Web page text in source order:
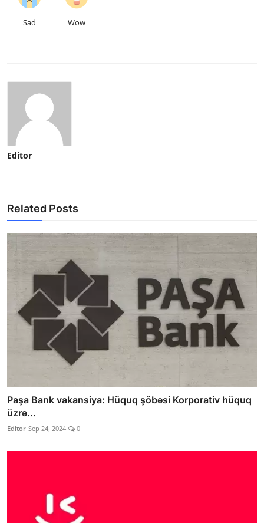
Sad Wow
Editor
Related Posts
Paşa Bank vakansiya: Hüquq şöbəsi Korporativ hüquq
üzrə...
Editor Sep 24, 2024 0